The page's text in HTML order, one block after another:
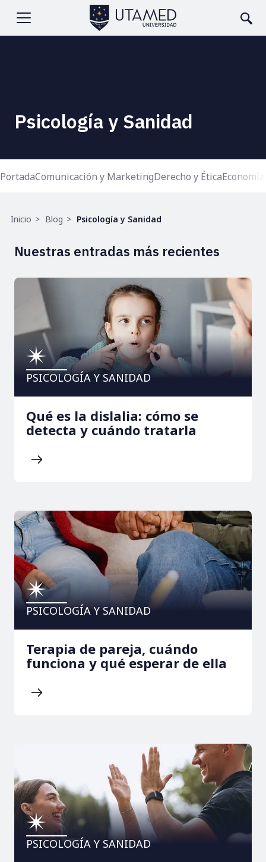
contenido
Abrir
Psicología y Sanidad
PortadaComunicación y MarketingDerecho y Ética
Ruta
navegación
Inicio Blog Psicología y Sanidad
Nuestras entradas más recientes
PSICOLOGÍA Y SANIDAD
Qué es la dislalia: cómo se
detecta y cuándo tratarla
PSICOLOGÍA Y SANIDAD
Terapia de pareja, cuándo
funciona y qué esperar de ella
PSICOLOGÍA Y SANIDAD